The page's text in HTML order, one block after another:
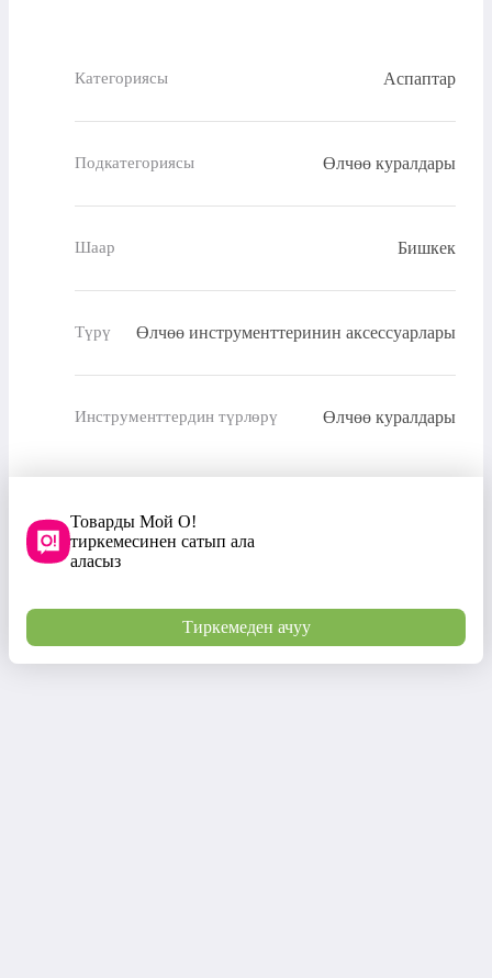
Категориясы Аспаптар
Подкатегориясы Өлчөө куралдары
Шаар Бишкек
Түрү Өлчөө инструменттеринин аксессуарлары
Инструменттердин түрлөрү Өлчөө куралдары
Товарды Мой О!
тиркемесинен сатып ала
аласыз
Тиркемеден ачуу